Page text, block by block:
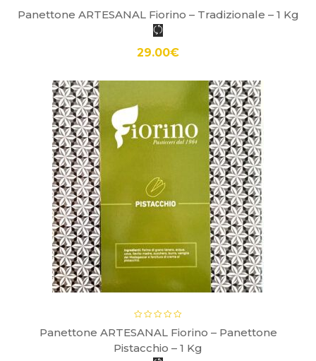
Panettone ARTESANAL Fiorino – Tradizionale – 1 Kg
29.00€
Panettone ARTESANAL Fiorino – Panettone
Pistacchio – 1 Kg